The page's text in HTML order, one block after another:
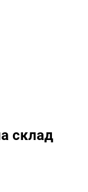
склад